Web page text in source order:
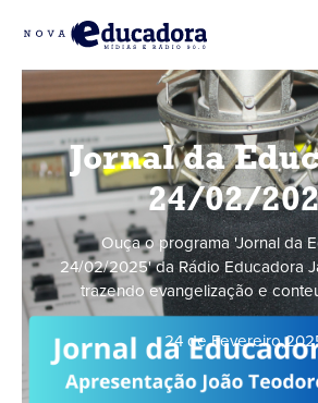
Jornal da
24/02/
Ouça o programa 'Jornal da
24/02/2025' da Rádio Educadora
trazendo evangelização e
24 de Fevereiro,